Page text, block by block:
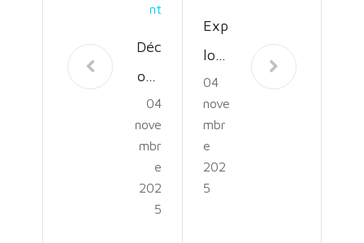
Nt
Déc
ouv
rez
l’Av
ent
ure
04
nove
mbr
e
202
5
Exp
lora
tion
des
Prof
ond
04
nove
mbr
e
202
5